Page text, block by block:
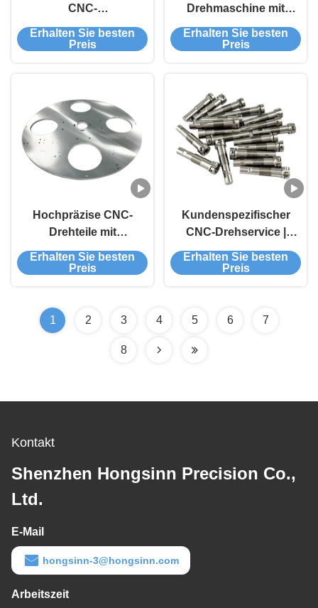
CNC-
Drehdienstleistungen
für OEM/ODM-
Erhalten Sie besten
Preis
Drehmaschine mit
Mehrsachsausrüstung
für OEM/ODM-CNC-
Erhalten Sie besten
Preis
Hochpräzise CNC-
Drehteile mit
kundenspezifischer
Farbe und Toleranz +/-
Erhalten Sie besten
Preis
Kundenspezifischer
CNC-Drehservice |
Hochpräziser CNC-
Drehteile-Lieferant
Erhalten Sie besten
Preis
1 2 3 4 5 6 7
8
Kontakt
Shenzhen Hongsinn Precision Co.,
Ltd.
E-Mail
hongsinn-3@hongsinn.com
Arbeitszeit